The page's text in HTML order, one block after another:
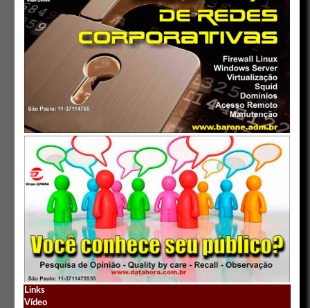
Links
Vídeo